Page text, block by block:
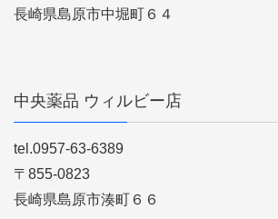
長崎県島原市中堀町６４
中央薬品 ウィルビー店
tel.0957-63-6389
〒855-0823
長崎県島原市湊町６６